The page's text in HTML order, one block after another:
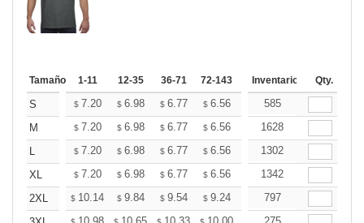
Tamaño 1-11 12-35 36-71 72-143 144-287 288 + Mas
Inventario Qty.
S $ 7.20 $ 6.98 $ 6.77 $ 6.56 6.34
585
M
$ 7.20 $ 6.98 $ 6.77 $ 6.56 6.34
1628
L
$ 7.20 $ 6.98 $ 6.77 $ 6.56 6.34
1302
XL
$ 7.20 $ 6.98 $ 6.77 $ 6.56 6.34
1342
2XL
$ 10.14 $ 9.84 $ 9.54 $ 9.24 8.94
797